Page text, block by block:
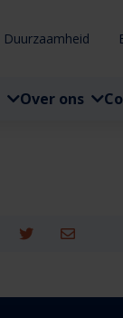
Duurzaamheid
Over ons